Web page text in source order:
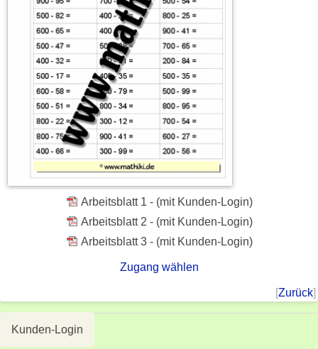
Arbeitsblatt 1 - (mit Kunden-Login)
Arbeitsblatt 2 - (mit Kunden-Login)
Arbeitsblatt 3 - (mit Kunden-Login)
Zugang wählen
[Zurück]
Kunden-Login